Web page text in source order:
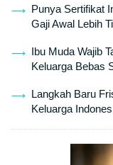
Punya Sertifikat
Gaji Awal Lebih
Ibu Muda Wajib
Keluarga Bebas
Langkah Baru
Keluarga